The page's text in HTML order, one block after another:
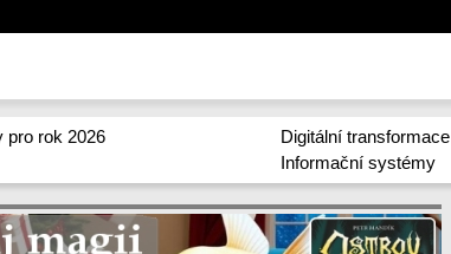
pro rok 2026
Digitální transformace
Informační systémy